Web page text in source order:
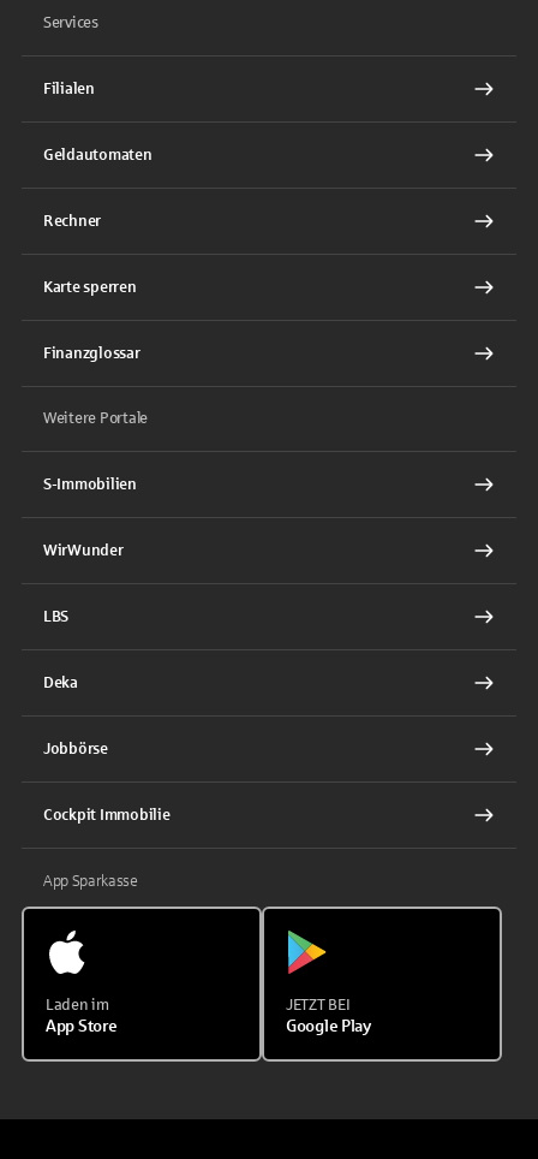
Services
Filialen
Geldautomaten
Rechner
Karte sperren
Finanzglossar
Weitere Portale
S-Immobilien
WirWunder
LBS
Deka
Jobbörse
Cockpit Immobilie
App Sparkasse
Laden im
App Store
JETZT BEI
Google Play